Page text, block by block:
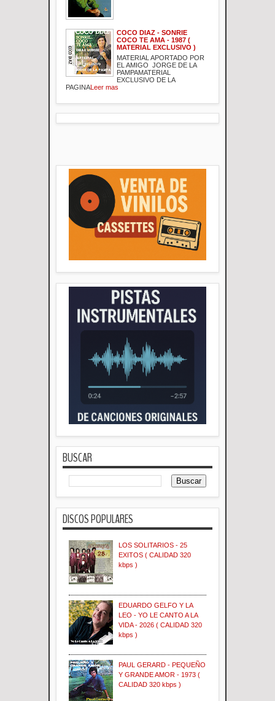
COCO DIAZ - SONRIE
COCO TE AMA - 1987 (
MATERIAL EXCLUSIVO )
MATERIAL APORTADO POR
EL AMIGO JORGE DE LA
PAMPAMATERIAL
EXCLUSIVO DE LA
PAGINALeer mas
BUSCAR
DISCOS POPULARES
LOS SOLITARIOS - 25
EXITOS ( CALIDAD 320
kbps )
EDUARDO GELFO Y LA
LEO - YO LE CANTO A LA
VIDA - 2026 ( CALIDAD 320
kbps )
PAUL GERARD - PEQUEÑO
Y GRANDE AMOR - 1973 (
CALIDAD 320 kbps )